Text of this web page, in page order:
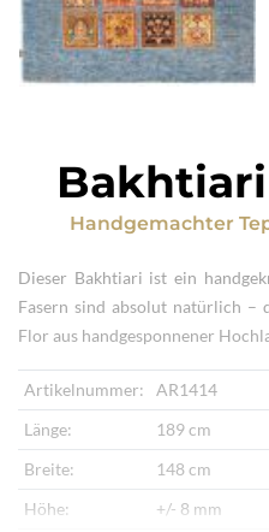
Bakhtiari
Handgemachter
Dieser Bakhtiari ist ein
Fasern sind absolut natürlich –
Flor aus handgesponnener
Artikelnummer:
AR1414
Länge:
189 cm
Breite:
148 cm
Höhe:
+/- 8 mm